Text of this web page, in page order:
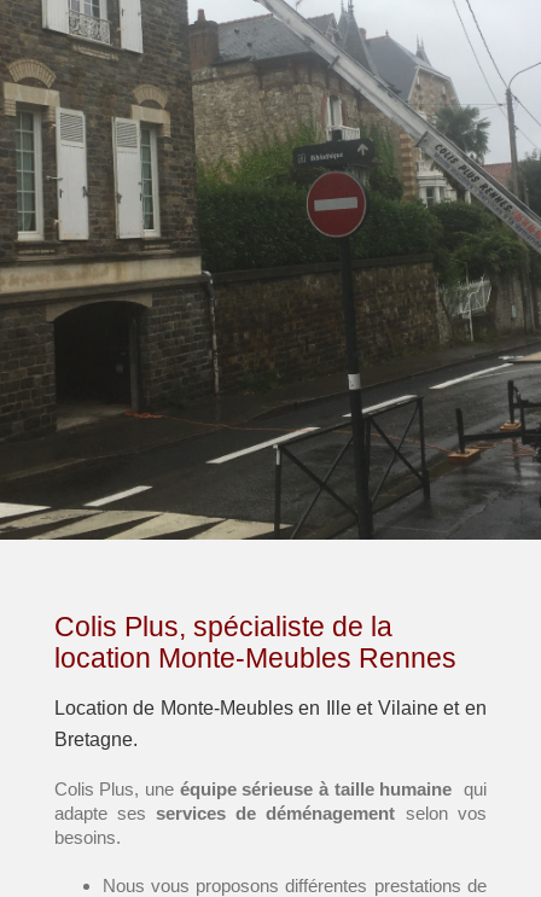
Colis Plus, spécialiste de la
location Monte-Meubles Rennes
Location de Monte-Meubles en Ille et Vilaine et en
Bretagne.
Colis Plus, une équipe sérieuse à taille humaine qui
adapte sesservices de déménagement selon vos
besoins.
Nous vous proposons différentes prestations de